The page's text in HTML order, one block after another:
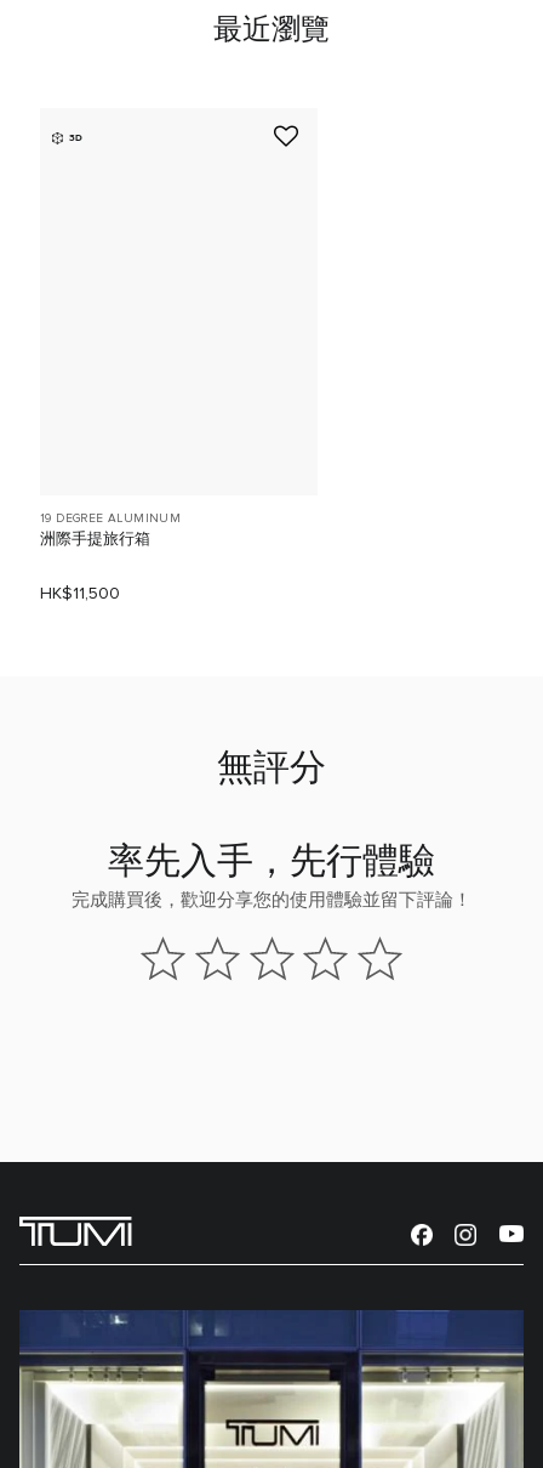
最近瀏覽
3D
19 DEGREE ALUMINUM
洲際手提旅行箱
HK$11,500
無評分
率先入手，先行體驗
完成購買後，歡迎分享您的使用體驗並留下評論！